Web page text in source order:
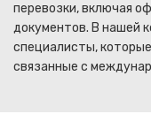
перевозки, включая
документов. В нашей
специалисты,
связанные с